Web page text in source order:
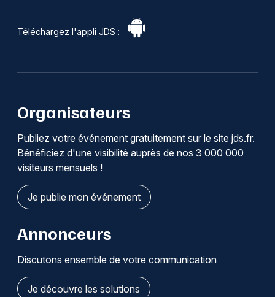
Téléchargez l'appli JDS :
Organisateurs
Publiez votre événement gratuitement sur le site jds.fr.
Bénéficiez d'une visibilité auprès de nos 3 000 000
visiteurs mensuels !
Je publie mon événement
Annonceurs
Discutons ensemble de votre communication
Je découvre les solutions